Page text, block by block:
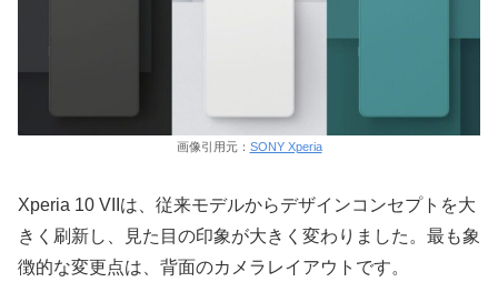
画像引用元： SONY Xperia
Xperia 10 VIIは、従来モデルからデザインコンセプトを大
きく刷新し、見た目の印象が大きく変わりました。最も象
徴的な変更点は、背面のカメラレイアウトです。